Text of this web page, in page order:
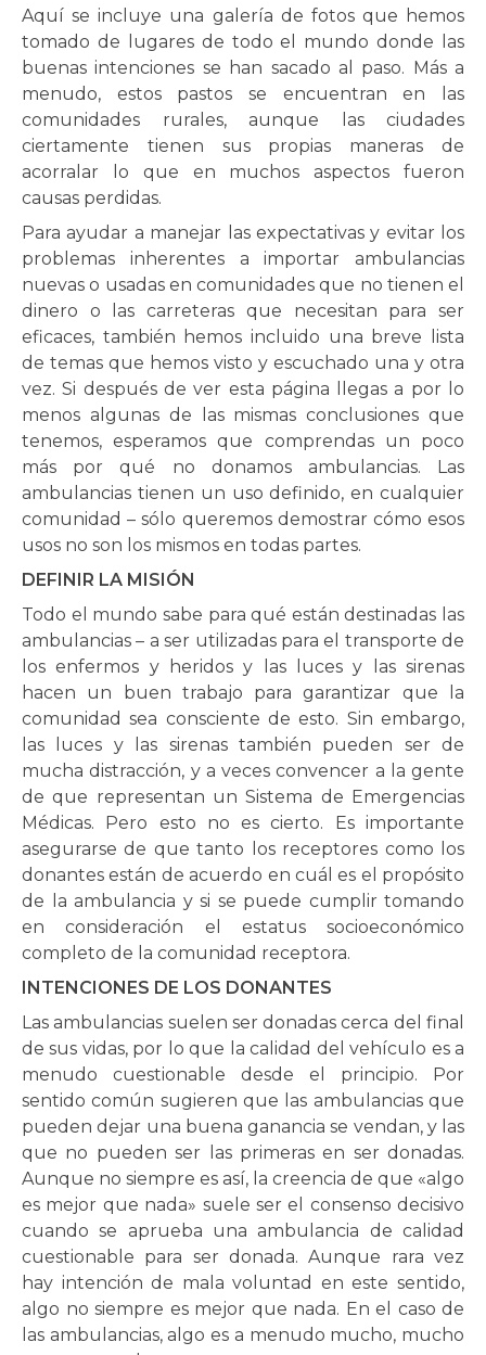
Aquí se incluye una galería de fotos que hemos
tomado de lugares de todo el mundo donde las
buenas intenciones se han sacado al paso. Más a
menudo, estos pastos se encuentran en las
comunidades rurales, aunque las ciudades
ciertamente tienen sus propias maneras de
acorralar lo que en muchos aspectos fueron
causas perdidas.
Para ayudar a manejar las expectativas y evitar los
problemas inherentes a importar ambulancias
nuevas o usadas en comunidades que no tienen el
dinero o las carreteras que necesitan para ser
eficaces, también hemos incluido una breve lista
de temas que hemos visto y escuchado una y otra
vez. Si después de ver esta página llegas a por lo
menos algunas de las mismas conclusiones que
tenemos, esperamos que comprendas un poco
más por qué no donamos ambulancias. Las
ambulancias tienen un uso definido, en cualquier
comunidad – sólo queremos demostrar cómo esos
usos no son los mismos en todas partes.
DEFINIR LA MISIÓN
Todo el mundo sabe para qué están destinadas las
ambulancias – a ser utilizadas para el transporte de
los enfermos y heridos y las luces y las sirenas
hacen un buen trabajo para garantizar que la
comunidad sea consciente de esto. Sin embargo,
las luces y las sirenas también pueden ser de
mucha distracción, y a veces convencer a la gente
de que representan un Sistema de Emergencias
Médicas. Pero esto no es cierto. Es importante
asegurarse de que tanto los receptores como los
donantes están de acuerdo en cuál es el propósito
de la ambulancia y si se puede cumplir tomando
en consideración el estatus socioeconómico
completo de la comunidad receptora.
INTENCIONES DE LOS DONANTES
Las ambulancias suelen ser donadas cerca del final
de sus vidas, por lo que la calidad del vehículo es a
menudo cuestionable desde el principio. Por
sentido común sugieren que las ambulancias que
pueden dejar una buena ganancia se vendan, y las
que no pueden ser las primeras en ser donadas.
Aunque no siempre es así, la creencia de que «algo
es mejor que nada» suele ser el consenso decisivo
cuando se aprueba una ambulancia de calidad
cuestionable para ser donada. Aunque rara vez
hay intención de mala voluntad en este sentido,
algo no siempre es mejor que nada. En el caso de
las ambulancias, algo es a menudo mucho, mucho